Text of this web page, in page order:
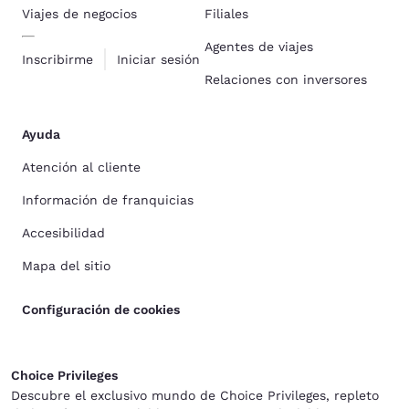
Viajes de negocios
Inscribirme Iniciar sesión
Filiales
Agentes de viajes
Relaciones con inversores
Ayuda
Atención al cliente
Información de franquicias
Accesibilidad
Mapa del sitio
Configuración de cookies
Choice Privileges
Descubre el exclusivo mundo de Choice Privileges, repleto